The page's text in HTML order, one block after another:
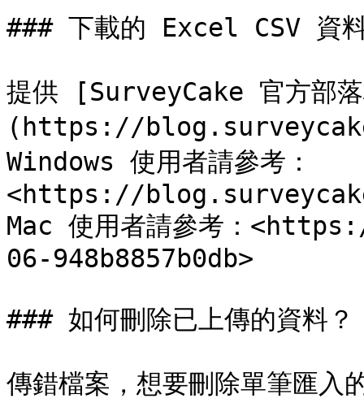
### 下載的 Excel CSV 資料
提供 [SurveyCake 官方部
(https://
Windows 使用者請參考：
<https://
Mac 使用者請參考：
06-948b8857b0db>
### 如何刪除已上傳的資料？
傳錯檔案，想要刪除單筆匯入